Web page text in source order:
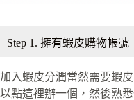
Step 1. 擁有蝦皮購物帳號
加入蝦皮分潤當然需要蝦
以點這裡辦一個，然後熟